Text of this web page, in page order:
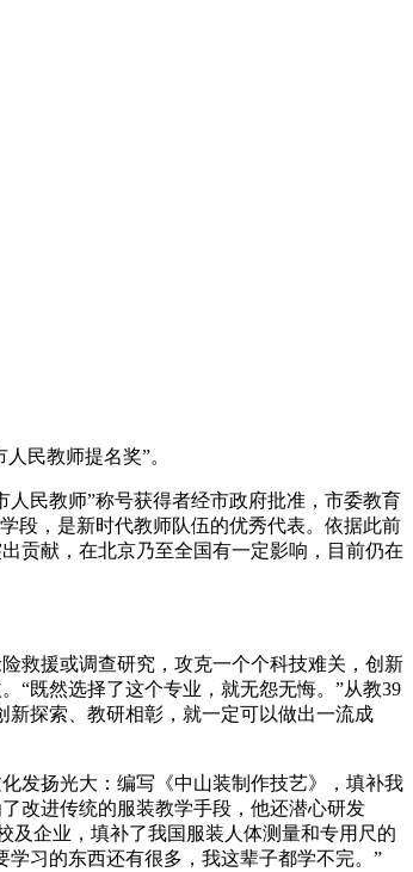
民教师提名奖”。
民教师”称号获得者经市政府批准，市委教育
段，是新时代教师队伍的优秀代表。依据此前
贡献，在北京乃至全国有一定影响，目前仍在
救援或调查研究，攻克一个个科技难关，创新
“既然选择了这个专业，就无怨无悔。”从教39
探索、教研相彰，就一定可以做出一流成
发扬光大：编写《中山装制作技艺》，填补我
改进传统的服装教学手段，他还潜心研发
及企业，填补了我国服装人体测量和专用尺的
习的东西还有很多，我这辈子都学不完。”